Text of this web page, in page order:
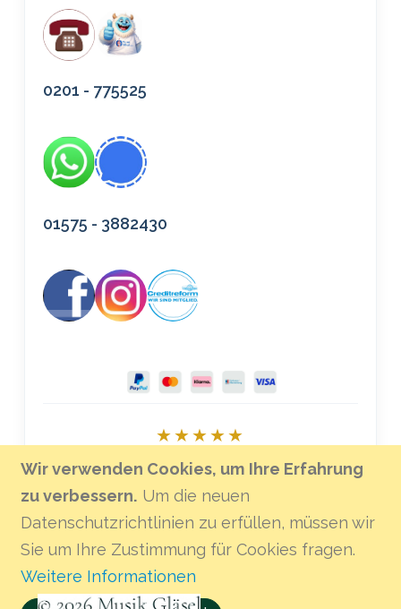
Wir verwenden Cookies, um Ihre Erfahrung
zu verbessern. Um die neuen
Datenschutzrichtlinien zu erfüllen, müssen wir
Sie um Ihre Zustimmung für Cookies fragen.
Weitere Informationen
0201 - 775525
01575 - 3882430
★★★★★
Bei Google bewerten